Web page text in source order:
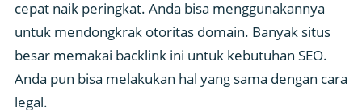
cepat naik peringkat. Anda bisa menggunakannya
untuk mendongkrak otoritas domain. Banyak situs
besar memakai backlink ini untuk kebutuhan SEO.
Anda pun bisa melakukan hal yang sama dengan cara
legal.